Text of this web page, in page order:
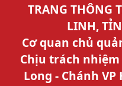
TRANG THÔNG
LINH,
Cơ quan chủ
Chịu trách nhiệm
Long - Chánh